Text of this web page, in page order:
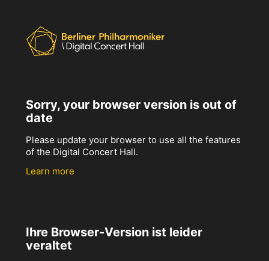
Sorry, your browser version is out of
date
Please update your browser to use all the features
of the Digital Concert Hall.
Learn more
Ihre Browser-Version ist leider
veraltet